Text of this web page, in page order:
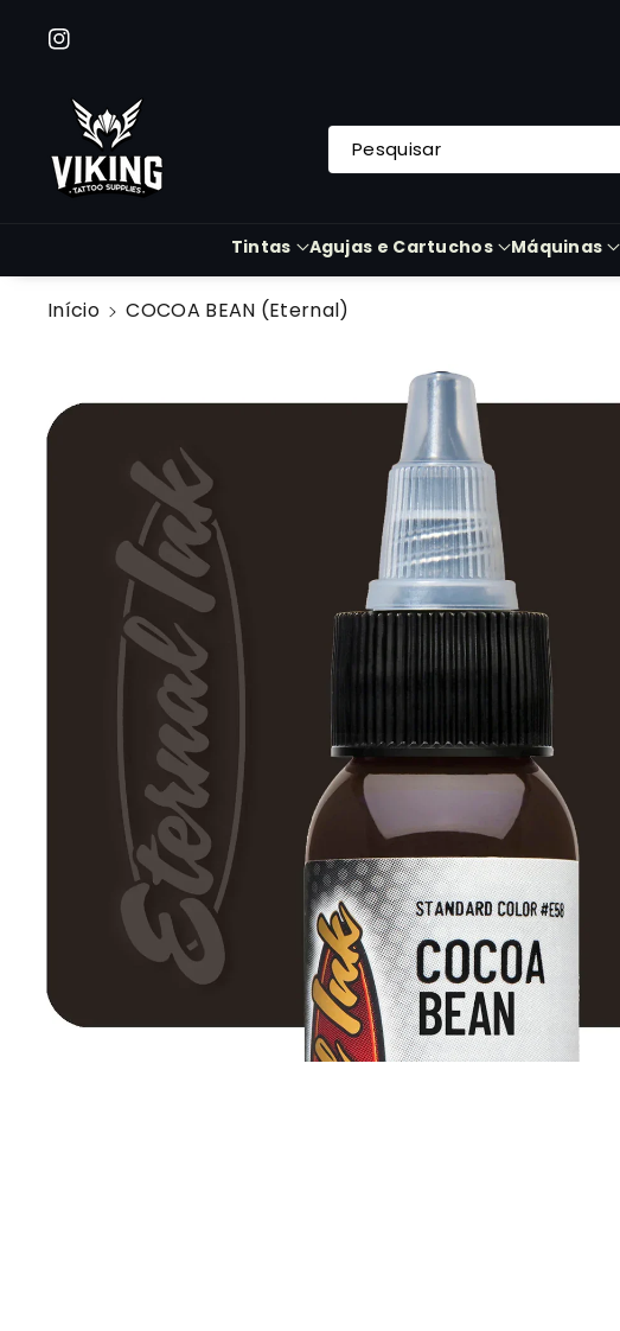
A O Cont
EúdoInstagram
Pesquisar
Tintas Agujas e Cartuchos Máquinas
Início
COCOA BEAN (Eternal)
Informação
Do Produto